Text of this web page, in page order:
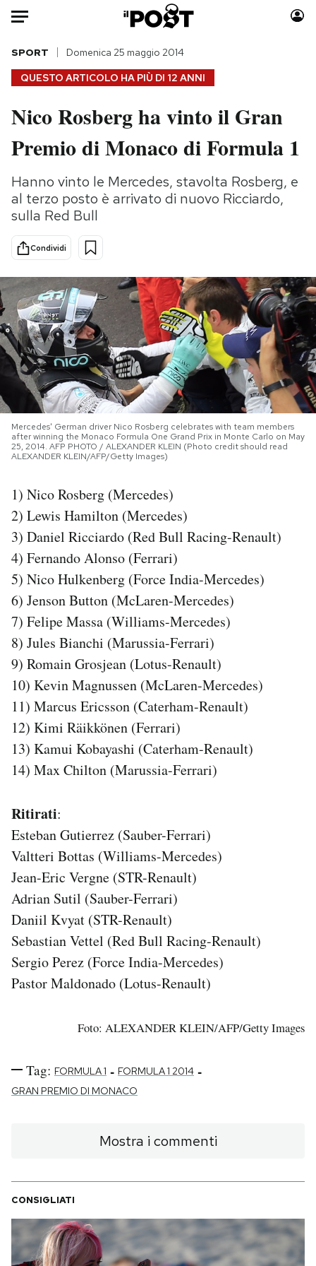
Auto
HOME
Italia
Politica
Tecnologia
Internet
Scienza
Cultura
Economia
Sport
Moda
Consumismi
Storie/Idee
Ok Boomer!
Mondiali calcio 2026
PODCAST
NEWSLETTER
I MIEI PREFERITI
CALENDARIO
AREA PERSONALE
Area Personale
Newsletter
Notifiche mobile
Regala il Post
Hai bisogno di aiuto?
Esci
QUESTO ARTICOLO HA PIÙ DI 12 ANNI
SPORT Domenica 25 maggio 2014
Nico Rosberg ha vinto il Gran
Premio di Monaco di Formula 1
Hanno vinto le Mercedes, stavolta Rosberg, e
al terzo posto è arrivato di nuovo Ricciardo,
sulla Red Bull
Condividi
Mercedes' German driver Nico Rosberg celebrates with team members
after winning the Monaco Formula One Grand Prix in Monte Carlo on May
25, 2014. AFP PHOTO / ALEXANDER KLEIN (Photo credit should read
ALEXANDER KLEIN/AFP/Getty Images)
1) Nico Rosberg (Mercedes)
2) Lewis Hamilton (Mercedes)
3) Daniel Ricciardo (Red Bull Racing-Renault)
4) Fernando Alonso (Ferrari)
5) Nico Hulkenberg (Force India-Mercedes)
6) Jenson Button (McLaren-Mercedes)
7) Felipe Massa (Williams-Mercedes)
8) Jules Bianchi (Marussia-Ferrari)
9) Romain Grosjean (Lotus-Renault)
10) Kevin Magnussen (McLaren-Mercedes)
11) Marcus Ericsson (Caterham-Renault)
12) Kimi Räikkönen (Ferrari)
13) Kamui Kobayashi (Caterham-Renault)
14) Max Chilton (Marussia-Ferrari)
Ritirati:
Esteban Gutierrez (Sauber-Ferrari)
Valtteri Bottas (Williams-Mercedes)
Jean-Eric Vergne (STR-Renault)
Adrian Sutil (Sauber-Ferrari)
Daniil Kvyat (STR-Renault)
Sebastian Vettel (Red Bull Racing-Renault)
Sergio Perez (Force India-Mercedes)
Pastor Maldonado (Lotus-Renault)
Foto: ALEXANDER KLEIN/AFP/Getty Images
Tag: FORMULA 1 - FORMULA 1 2014 -
GRAN PREMIO DI MONACO
Mostra i commenti
CONSIGLIATI